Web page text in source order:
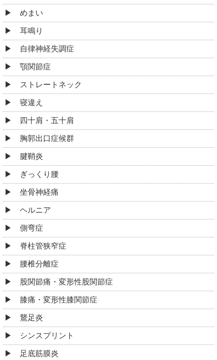
めまい
耳鳴り
自律神経失調症
顎関節症
ストレートネック
寝違え
四十肩・五十肩
胸郭出口症候群
腱鞘炎
ぎっくり腰
坐骨神経痛
ヘルニア
側弯症
脊柱管狭窄症
腰椎分離症
股関節痛・変形性股関節症
膝痛・変形性膝関節症
鵞足炎
シンスプリント
足底筋膜炎